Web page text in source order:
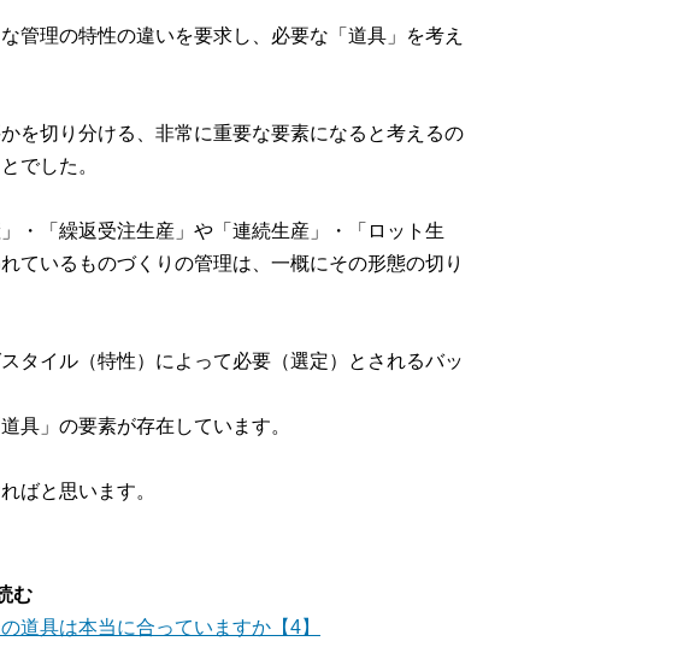
管理の特性の違いを要求し、必要な「道具」を考え
を切り分ける、非常に重要な要素になると考えるの
でした。
・「繰返受注生産」や「連続生産」・「ロット生
ているものづくりの管理は、一概にその形態の切り
タイル（特性）によって必要（選定）とされるバッ
具」の要素が存在しています。
ばと思います。
む
道具は本当に合っていますか【4】